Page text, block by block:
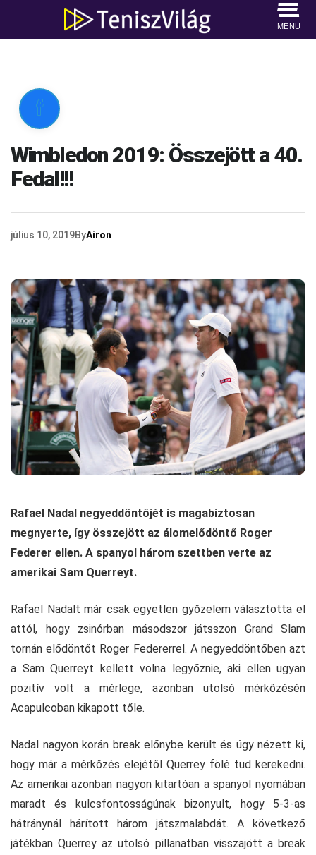
MENU

Wimbledon 2019: Összejött a 40.
Fedal!!!
július 10, 2019ByAiron
Rafael Nadal negyeddöntőjét is magabiztosan
megnyerte, így összejött az álomelődöntő Roger
Federer ellen. A spanyol három szettben verte az
amerikai Sam Querreyt.
Rafael Nadalt már csak egyetlen győzelem választotta el
attól, hogy zsinórban másodszor játsszon Grand Slam
tornán elődöntőt Roger Federerrel. A negyeddöntőben azt
a Sam Querreyt kellett volna legyőznie, aki ellen ugyan
pozitív volt a mérlege, azonban utolsó mérkőzésén
Acapulcoban kikapott tőle.
Nadal nagyon korán break előnybe került és úgy nézett ki,
hogy már a mérkőzés elejétől Querrey fölé tud kerekedni.
Az amerikai azonban nagyon kitartóan a spanyol nyomában
maradt és kulcsfontosságúnak bizonyult, hogy 5-3-as
hátránynál hárított három játszmalabdát. A következő
játékban Querrey az utolsó pillanatban visszajött a break